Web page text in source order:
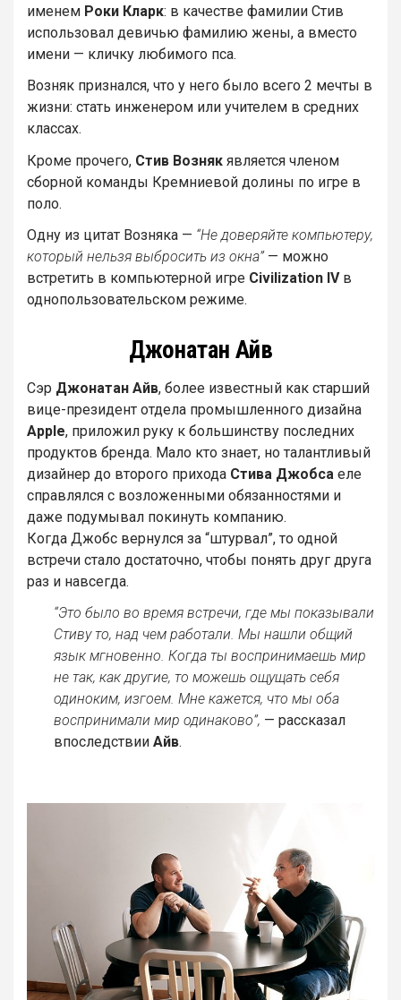
именем Роки Кларк: в качестве фамилии Стив
использовал девичью фамилию жены, а вместо
имени — кличку любимого пса.
Возняк признался, что у него было всего 2 мечты в
жизни: стать инженером или учителем в средних
классах.
Кроме прочего, Стив Возняк является членом
сборной команды Кремниевой долины по игре в
поло.
Одну из цитат Возняка — “Не доверяйте компьютеру,
который нельзя выбросить из окна”— можно
встретить в компьютерной игре Civilization IVв
однопользовательском режиме.
Джонатан Айв
Сэр Джонатан Айв, более известный как старший
вице-президент отдела промышленного дизайна
Apple, приложил руку к большинству последних
продуктов бренда. Мало кто знает, но талантливый
дизайнер до второго прихода Стива Джобса еле
справлялся с возложенными обязанностями и
даже подумывал покинуть компанию.
Когда Джобс вернулся за “штурвал”, то одной
встречи стало достаточно, чтобы понять друг друга
раз и навсегда.
“Это было во время встречи, где мы показывали
Стиву то, над чем работали. Мы нашли общий
язык мгновенно. Когда ты воспринимаешь мир
не так, как другие, то можешь ощущать себя
одиноким, изгоем. Мне кажется, что мы оба
воспринимали мир одинаково”, — рассказал
впоследствии Айв.